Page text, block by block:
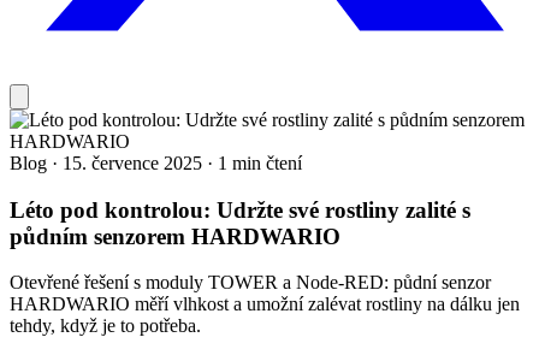
Blog · 15. července 2025 · 1 min čtení
Léto pod kontrolou: Udržte své rostliny zalité s
půdním senzorem HARDWARIO
Otevřené řešení s moduly TOWER a Node-RED: půdní senzor
HARDWARIO měří vlhkost a umožní zalévat rostliny na dálku jen
tehdy, když je to potřeba.